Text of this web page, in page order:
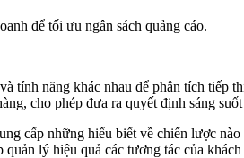
để tối ưu ngân sách quảng cáo.
tính năng khác nhau để phân tích tiếp
cho phép đưa ra quyết định sáng
cấp những hiểu biết về chiến lược
lý hiệu quả các tương tác của